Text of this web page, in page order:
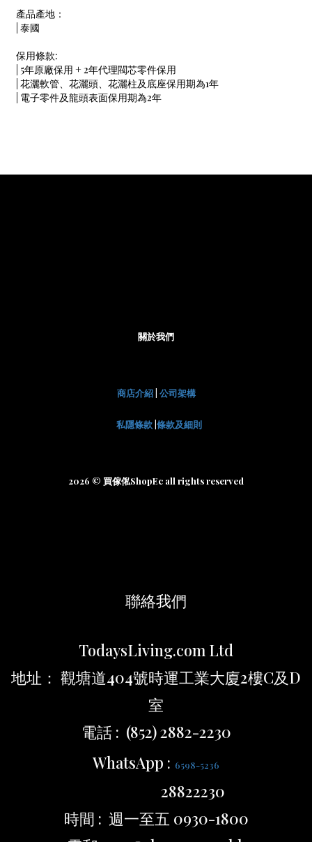
產品產地：
| 泰國
保用條款:
| 5年原廠保用 + 2年代理閥芯零件保用
| 花灑軟管、花灑頭、花灑柱及底座保用期為1年
| 電子零件及龍頭表面保用期為2年
關於我們
商店介紹| 公司架構
私隱條款 條款及細則
2026 © 買傢俬ShopEc all rights reserved
聯絡我們
TodaysLiving.com Ltd
地址： 觀塘道404號時運工業大廈2樓C及D
室
電話 : (852) 2882-2230
WhatsApp : 6598-5236
28822230
時間 : 週一至五 0930-1800